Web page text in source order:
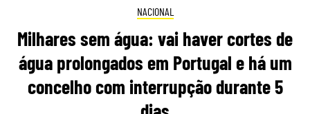
NACIONAL
Milhares sem água: vai haver cortes de
água prolongados em Portugal e há um
concelho com interrupção durante 5